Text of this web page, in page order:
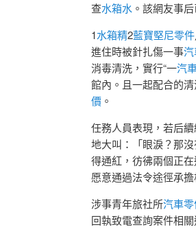
查水箱水。該網友事
1水箱精2藍寶堅尼零件
進住時被針扎傷一事
消毒清洗，實行“一汽
館內。且一起配合的
價。
任務人員表現，若后
地大叫：「眼淚？那
得通紅，彷彿兩個正
愿意通過法令途徑承擔
涉事青年旅社所汽車
回執致電查詢案件相